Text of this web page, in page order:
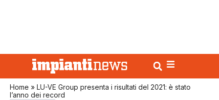
Home » LU-VE Group presenta i risultati del 2021: è stato
l’anno dei record